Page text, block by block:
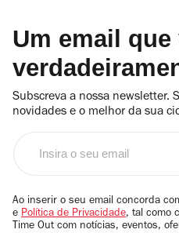
Um email que
Subscreva a nossa newsletter.
novidades e o melhor da sua
email
Ao inserir o seu email concorda
e Política de Privacidade, tal como
Time Out com notícias, eventos,